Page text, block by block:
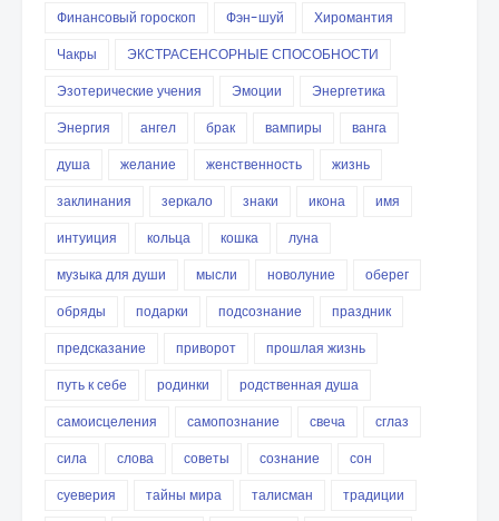
Финансовый гороскоп
Фэн-шуй
Хиромантия
Чакры
ЭКСТРАСЕНСОРНЫЕ СПОСОБНОСТИ
Эзотерические учения
Эмоции
Энергетика
Энергия
ангел брак вампиры
ванга
душа
желание женственность
жизнь
заклинания
зеркало знаки икона
имя
интуиция
кольца кошка
луна
музыка для души
мысли новолуние
оберег
обряды
подарки подсознание
праздник
предсказание
приворот
прошлая жизнь
путь к себе
родинки
родственная душа
самоисцеления
самопознание свеча
сглаз
сила
слова советы сознание
сон
суеверия
тайны мира талисман
традиции